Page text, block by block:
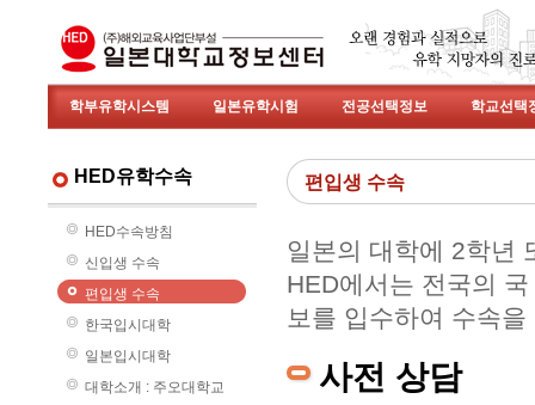
학부유학시스템 일본유학시험 전공선택정보 학교선택
HED유학수속
HED수속방침
신입생 수속
편입생 수속
한국입시대학
일본입시대학
대학소개 : 주오대학교
편입생 수속
일본의 대학에 2학년
HED에서는 전국의
보를 입수하여 수속
사전 상담